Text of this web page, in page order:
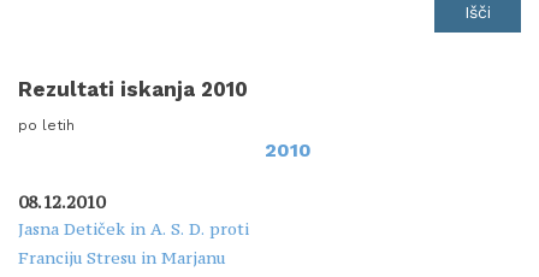
Rezultati iskanja 2010
po letih
2010
08.12.2010
Jasna Detiček in A. S. D. proti
Franciju Stresu in Marjanu